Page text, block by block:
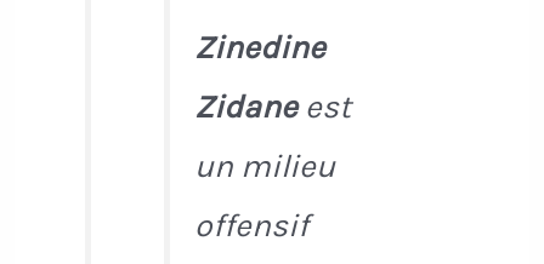
Zinedine
Zidaneest
un milieu
offensif